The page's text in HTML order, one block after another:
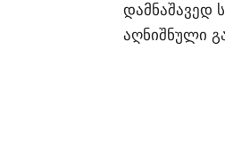
დამნაშავედ
აღნიშნული